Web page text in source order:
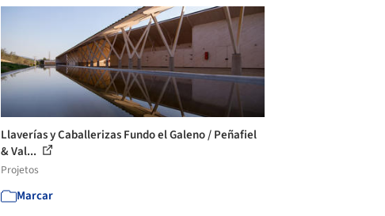
Llaverías y Caballerizas Fundo el Galeno / Peñafiel
& Val...
Projetos
Marcar